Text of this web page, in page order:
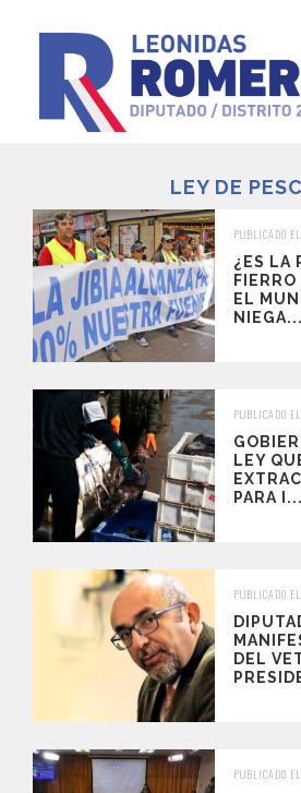
LEY DE
PUBLICADO
¿ES LA
EL
NIEGA...
PUBLICADO
LEY
PARA I...
PUBLICADO
DEL
PUBLICADO